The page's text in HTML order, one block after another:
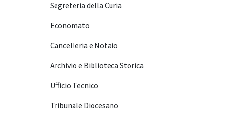
Segreteria della Curia
Economato
Cancelleria e Notaio
Archivio e Biblioteca Storica
Ufficio Tecnico
Tribunale Diocesano